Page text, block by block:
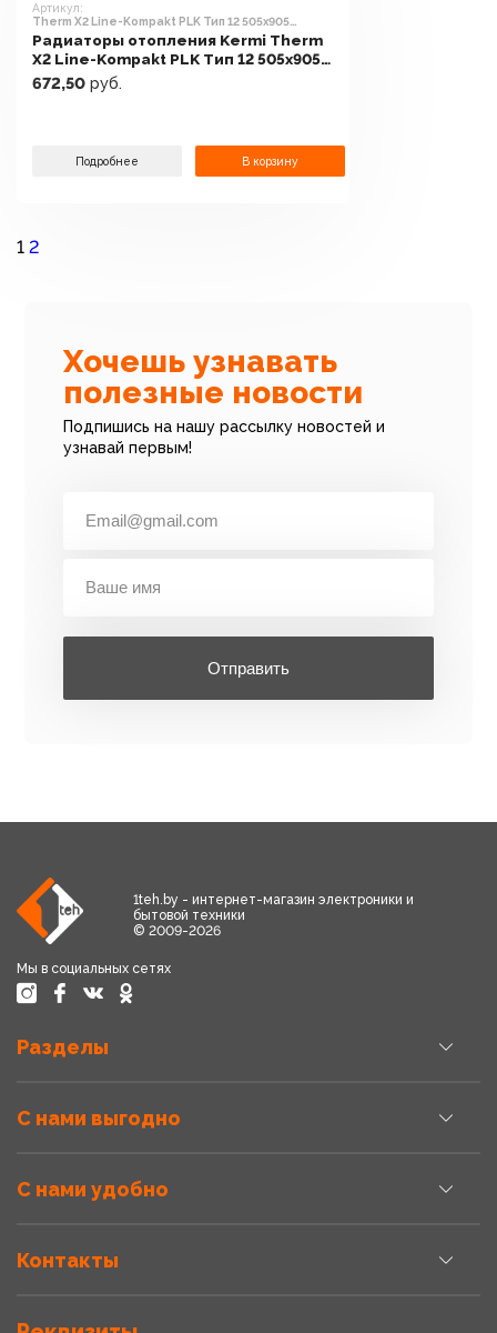
Артикул:
Therm X2 Line-Kompakt PLK Тип 12 505x905
[PLK120500901N2K]
Радиаторы отопления Kermi Therm
X2 Line-Kompakt PLK Тип 12 505x905
[PLK120500901N2K]
672,50 руб.
Подробнее В корзину
1 2
Хочешь узнавать
полезные новости
Подпишись на нашу рассылку новостей и
узнавай первым!
Отправить
1teh.by - интернет-магазин электроники и
бытовой техники
© 2009-2026
Мы в социальных сетях
Разделы
С нами выгодно
С нами удобно
Контакты